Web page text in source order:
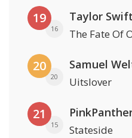
19
16
Taylor Swift
The Fate Of
20
20
Samuel
Uitslover
21
15 Stateside